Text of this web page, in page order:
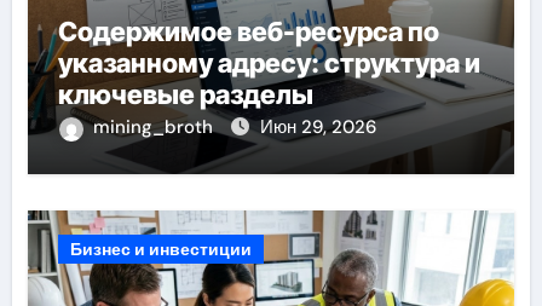
Содержимое веб-ресурса по
указанному адресу: структура и
ключевые разделы
mining_broth Июн 29, 2026
Бизнес и инвестиции